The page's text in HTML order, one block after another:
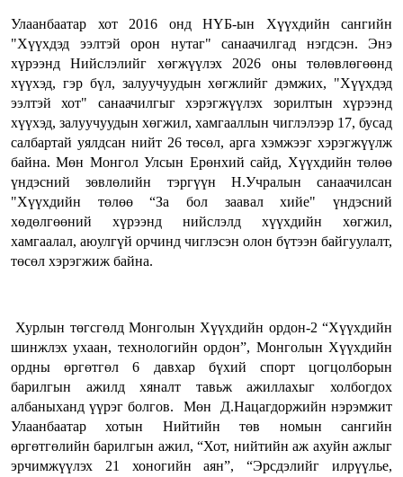
Улаанбаатар хот 2016 онд НҮБ-ын Хүүхдийн сангийн
"Хүүхдэд ээлтэй орон нутаг" санаачилгад нэгдсэн. Энэ
хүрээнд Нийслэлийг хөгжүүлэх 2026 оны төлөвлөгөөнд
хүүхэд, гэр бүл, залуучуудын хөгжлийг дэмжих, "Хүүхдэд
ээлтэй хот" санаачилгыг хэрэгжүүлэх зорилтын хүрээнд
хүүхэд, залуучуудын хөгжил, хамгааллын чиглэлээр 17, бусад
салбартай уялдсан нийт 26 төсөл, арга хэмжээг хэрэгжүүлж
байна. Мөн Монгол Улсын Ерөнхий сайд, Хүүхдийн төлөө
үндэсний зөвлөлийн тэргүүн Н.Учралын санаачилсан
"Хүүхдийн төлөө “За бол заавал хийе" үндэсний
хөдөлгөөний хүрээнд нийслэлд хүүхдийн хөгжил,
хамгаалал, аюулгүй орчинд чиглэсэн олон бүтээн байгуулалт,
төсөл хэрэгжиж байна.
Хурлын төгсгөлд Монголын Хүүхдийн ордон-2 “Хүүхдийн
шинжлэх ухаан, технологийн ордон”, Монголын Хүүхдийн
ордны өргөтгөл 6 давхар бүхий спорт цогцолборын
барилгын ажилд хяналт тавьж ажиллахыг холбогдох
албаныханд үүрэг болгов. Мөн Д.Нацагдоржийн нэрэмжит
Улаанбаатар хотын Нийтийн төв номын сангийн
өргөтгөлийн барилгын ажил, “Хот, нийтийн аж ахуйн ажлыг
эрчимжүүлэх 21 хоногийн аян”, “Эрсдэлийг илрүүлье,